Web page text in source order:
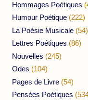
Hommages Poétiques
Humour Poétique (222)
La Poésie Musicale (54)
Lettres Poétiques (86)
Nouvelles (245)
Odes (104)
Pages de Livre (54)
Pensées Poétiques